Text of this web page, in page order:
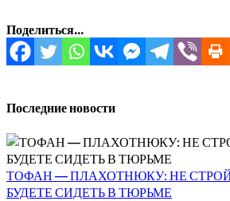
Поделиться...
Последние новости
ТОФАН — ПЛАХОТНЮКУ: НЕ
БУДЕТЕ СИДЕТЬ В ТЮРЬМЕ